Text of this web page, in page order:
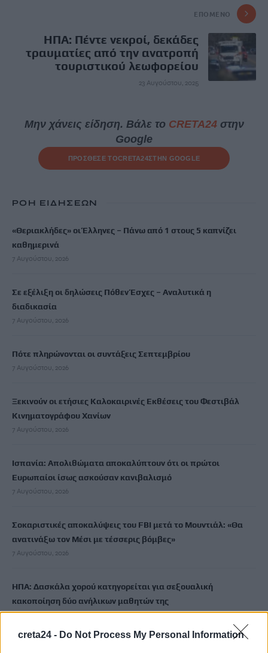
creta24 - Do Not Process My Personal Information
ΕΠΌΜΕΝΟ
ΗΠΑ: Πέντε νεκροί, δεκάδες
τραυματίες από την ανατροπή
τουριστικού λεωφορείου
23 Αυγούστου, 2025
Μην χάνεις είδηση. Βάλε το CRETA24στην
Google
ΠΡΟΣΘΕΣΕ ΤΟCRETA24ΣΤΗΝ GOOGLE
ΡΟΗ ΕΙΔΗΣΕΩΝ
«Θεριακλήδες» οι Έλληνες – Πάνω από 1 στους 5 καπνίζει
καθημερινά
7 Αυγούστου, 2026
Σε εξέλιξη οι δηλώσεις Πόθεν Έσχες – Αναλυτικά η
διαδικασία
7 Αυγούστου, 2026
Πότε πληρώνονται οι συντάξεις Σεπτεμβρίου
7 Αυγούστου, 2026
Ξεκινούν οι ετήσιες Καλοκαιρινές Εκθέσεις του Φεστιβάλ
Κινηματογράφου Χανίων
7 Αυγούστου, 2026
Ισπανία: Απολιθώματα αποκαλύπτουν ότι οι πρώτοι
Ευρωπαίοι ίσως ασκούσαν κανιβαλισμό
7 Αυγούστου, 2026
Σοκαριστικές αποκαλύψεις του FBI μετά το Μουντιάλ: «Θα
ανατινάξω τον Μέσι με τέσσερις βόμβες»
7 Αυγούστου, 2026
ΗΠΑ: Δασκάλα χορού κατηγορείται για σεξουαλική
κακοποίηση δύο ανήλικων μαθητών της
7 Αυγούστου, 2026